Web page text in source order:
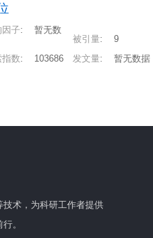
子:
暂无数
被引量:
9
数: 103686 发文量: 暂无数据
术，为科研工作者提供
。